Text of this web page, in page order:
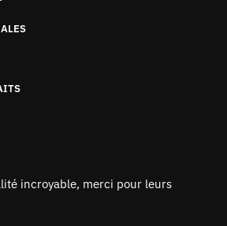
incroyable, merci pour leurs